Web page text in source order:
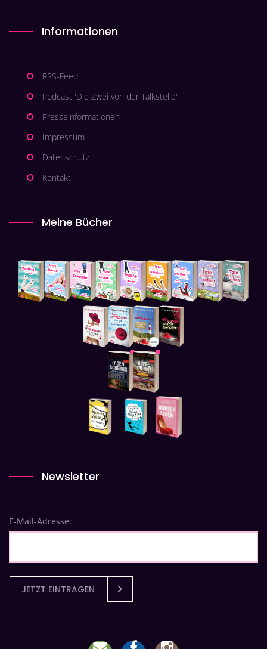
Informationen
RSS-Feed
Podcast 'Die Zwei von der Talkstelle'
Presseinformationen
Impressum
Datenschutz
Kontakt
Meine Bücher
Newsletter
E-Mail-Adresse:
JETZT EINTRAGEN